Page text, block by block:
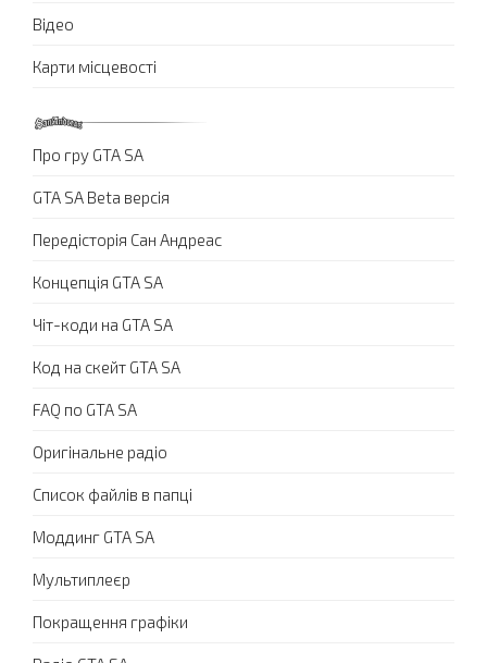
Відео
Карти місцевості
Про гру GTA SA
GTA SA Beta версія
Передісторія Сан Андреас
Концепція GTA SA
Чіт-коди на GTA SA
Код на скейт GTA SA
FAQ по GTA SA
Оригінальне радіо
Список файлів в папці
Моддинг GTA SA
Мультиплеєр
Покращення графіки